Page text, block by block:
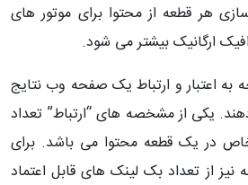
هر قطعه از محتوا برای موتور های
ارگانیک بیشتر می شود.
به اعتبار و ارتباط یک صفحه وب نتایج
یکی از مشخصه های “ارتباط” تعداد
در یک قطعه محتوا می باشد. برای
نیز از تعداد بک لینک های قابل اعتماد